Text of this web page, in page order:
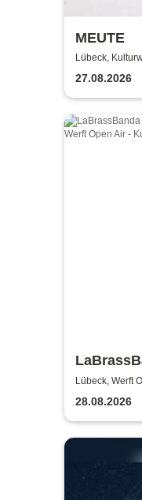
MEUTE
Lübeck,
27.08.2026
Lübeck, Werft
28.08.2026